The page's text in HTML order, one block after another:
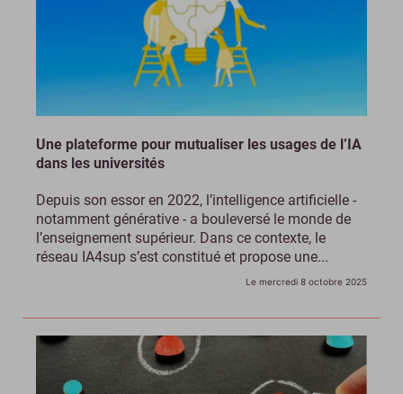
Une plateforme pour mutualiser les usages de l’IA
dans les universités
Depuis son essor en 2022, l’intelligence artificielle -
notamment générative - a bouleversé le monde de
l’enseignement supérieur. Dans ce contexte, le
réseau IA4sup s’est constitué et propose une...
Le mercredi 8 octobre 2025